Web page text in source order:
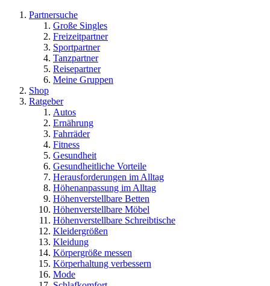
Partnersuche
Große Singles
Freizeitpartner
Sportpartner
Tanzpartner
Reisepartner
Meine Gruppen
Shop
Ratgeber
Autos
Ernährung
Fahrräder
Fitness
Gesundheit
Gesundheitliche Vorteile
Herausforderungen im Alltag
Höhenanpassung im Alltag
Höhenverstellbare Betten
Höhenverstellbare Möbel
Höhenverstellbare Schreibtische
Kleidergrößen
Kleidung
Körpergröße messen
Körperhaltung verbessern
Mode